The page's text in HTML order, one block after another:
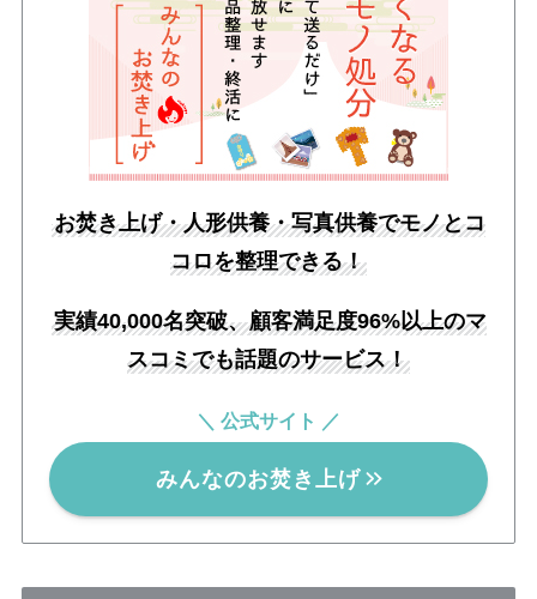
お焚き上げ・人形供養・写真供養でモノとコ
コロを整理できる！
実績40,000名突破、顧客満足度96%以上のマ
スコミでも話題のサービス！
＼ 公式サイト ／
みんなのお焚き上げ